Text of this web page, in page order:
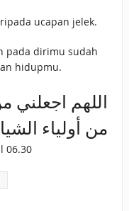
ucapan jelek.
pada dirimu sudah
hidupmu.
اللهم اجعلني
من أولياء
06.30